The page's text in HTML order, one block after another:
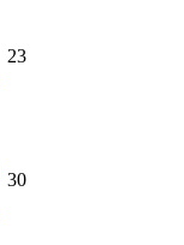
23
30